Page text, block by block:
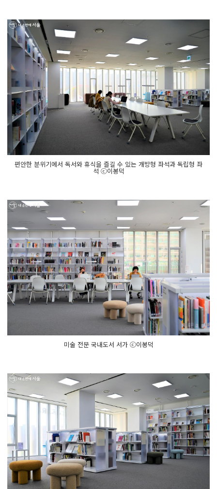
편안한 분위기에서 독서와 휴식을 즐길 수 있는 개방형 좌석과 독립형 좌
석 ⓒ이봉덕
미술 전문 국내도서 서가 ⓒ이봉덕